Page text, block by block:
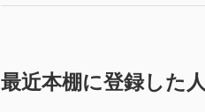
最近本棚に登録した人